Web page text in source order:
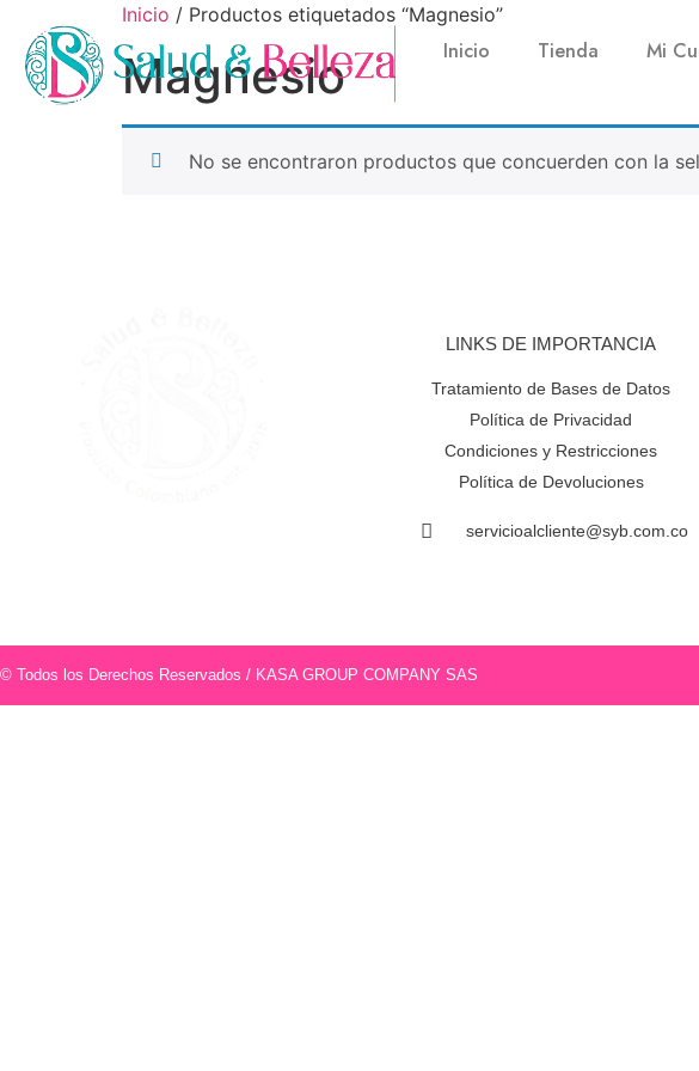
Inicio Tienda Mi
Inicio / Productos etiquetados “Magnesio”
Magnesio
No se encontraron productos que concuerden con la
LINKS DE IMPORTANCIA
Tratamiento de Bases de Datos
Política de Privacidad
Condiciones y Restricciones
Política de Devoluciones
servicioalcliente@syb.com.co
© Todos los Derechos Reservados / KASA GROUP COMPANY SAS